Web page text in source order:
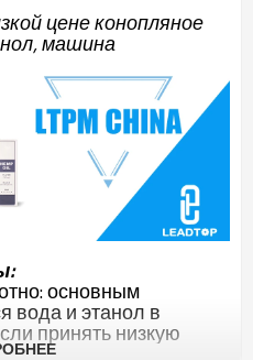
цене конопляное
машина
основным
вода и этанол в
принять низкую